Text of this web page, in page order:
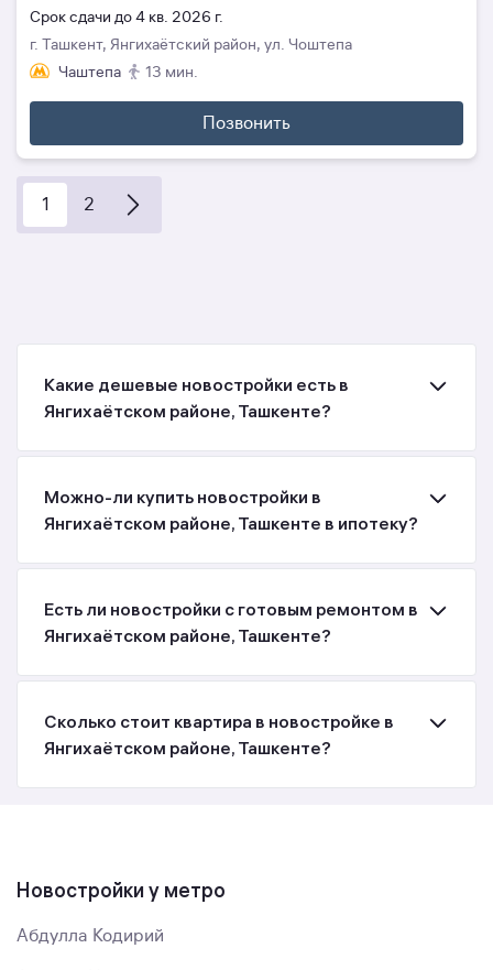
Cрок сдачи до 4 кв. 2026 г.
г. Ташкент, Янгихаётский район, ул. Чоштепа
Чаштепа
13 мин.
Позвонить
1 2
Какие дешевые новостройки есть в
Янгихаётском районе, Ташкенте?
Можно-ли купить новостройки в
Янгихаётском районе, Ташкенте в ипотеку?
Есть ли новостройки с готовым ремонтом в
Янгихаётском районе, Ташкенте?
Сколько стоит квартира в новостройке в
Янгихаётском районе, Ташкенте?
Новостройки у метро
Абдулла Кодирий